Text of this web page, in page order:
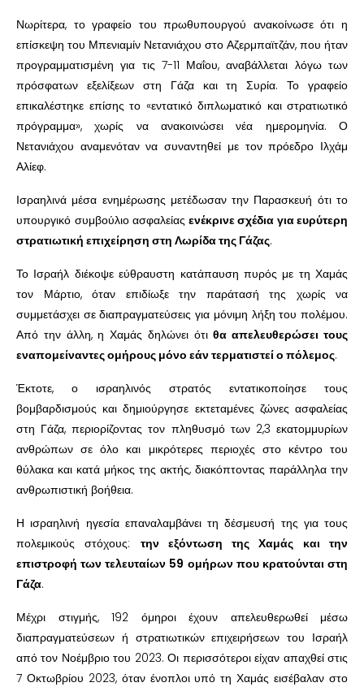
Νωρίτερα, το γραφείο του πρωθυπουργού ανακοίνωσε ότι η
επίσκεψη του Μπενιαμίν Νετανιάχου στο Αζερμπαϊτζάν, που ήταν
προγραμματισμένη για τις 7-11 Μαΐου, αναβάλλεται λόγω των
πρόσφατων εξελίξεων στη Γάζα και τη Συρία. Το γραφείο
επικαλέστηκε επίσης το «εντατικό διπλωματικό και στρατιωτικό
πρόγραμμα», χωρίς να ανακοινώσει νέα ημερομηνία. Ο
Νετανιάχου αναμενόταν να συναντηθεί με τον πρόεδρο Ιλχάμ
Αλίεφ.
Ισραηλινά μέσα ενημέρωσης μετέδωσαν την Παρασκευή ότι το
υπουργικό συμβούλιο ασφαλείας ενέκρινε σχέδια για ευρύτερη
στρατιωτική επιχείρηση στη Λωρίδα της Γάζας.
Το Ισραήλ διέκοψε εύθραυστη κατάπαυση πυρός με τη Χαμάς
τον Μάρτιο, όταν επιδίωξε την παράτασή της χωρίς να
συμμετάσχει σε διαπραγματεύσεις για μόνιμη λήξη του πολέμου.
Από την άλλη, η Χαμάς δηλώνει ότιθα απελευθερώσει τους
εναπομείναντες ομήρους μόνο εάν τερματιστεί ο πόλεμος.
Έκτοτε, ο ισραηλινός στρατός εντατικοποίησε τους
βομβαρδισμούς και δημιούργησε εκτεταμένες ζώνες ασφαλείας
στη Γάζα, περιορίζοντας τον πληθυσμό των 2,3 εκατομμυρίων
ανθρώπων σε όλο και μικρότερες περιοχές στο κέντρο του
θύλακα και κατά μήκος της ακτής, διακόπτοντας παράλληλα την
ανθρωπιστική βοήθεια.
Η ισραηλινή ηγεσία επαναλαμβάνει τη δέσμευσή της για τους
πολεμικούς στόχους: την εξόντωση της Χαμάς και την
επιστροφή των τελευταίων 59 ομήρων που κρατούνται στη
Γάζα.
Μέχρι στιγμής, 192 όμηροι έχουν απελευθερωθεί μέσω
διαπραγματεύσεων ή στρατιωτικών επιχειρήσεων του Ισραήλ
από τον Νοέμβριο του 2023. Οι περισσότεροι είχαν απαχθεί στις
7 Οκτωβρίου 2023, όταν ένοπλοι υπό τη Χαμάς εισέβαλαν στο